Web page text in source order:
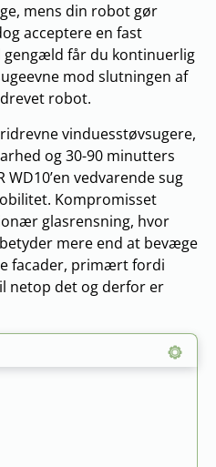
mens din robot gør
acceptere en fast
gengæld får du kontinuerlig
mod slutningen af
robot.
vinduesstøvsugere,
og 30-90 minutters
vedvarende sug
Kompromisset
glasrensning, hvor
mere end at bevæge
facader, primært fordi
netop det og derfor er